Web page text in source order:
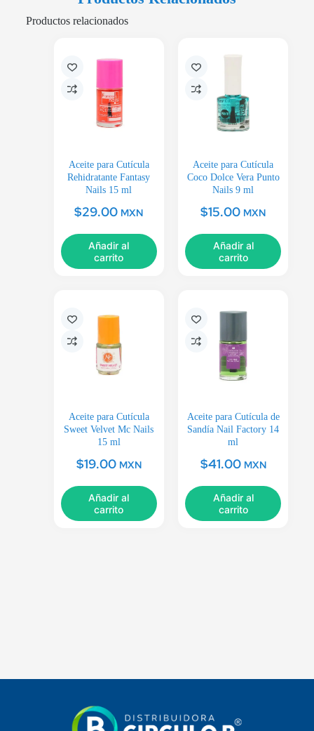
Productos relacionados
Aceite para Cutícula
Rehidratante Fantasy
Nails 15 ml
$29.00 MXN
Añadir al
carrito
Aceite para Cutícula
Coco Dolce Vera Punto
Nails 9 ml
$15.00 MXN
Añadir al
carrito
Aceite para Cutícula
Sweet Velvet Mc Nails
15 ml
$19.00 MXN
Añadir al
carrito
Aceite para Cutícula de
Sandía Nail Factory 14
ml
$41.00 MXN
Añadir al
carrito